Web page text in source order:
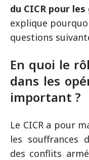
du CICR pour
explique
questions
En quoi le
dans les
important ?
Le CICR a pour
les souffrances
des conflits